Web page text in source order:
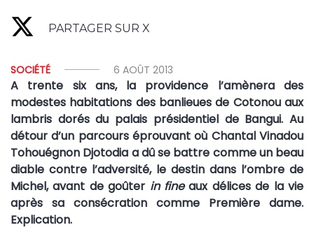
PARTAGER SUR X
SOCIÉTÉ 6 AOÛT 2013
A trente six ans, la providence l’amènera des
modestes habitations des banlieues de Cotonou aux
lambris dorés du palais présidentiel de Bangui. Au
détour d’un parcours éprouvant où Chantal Vinadou
Tohouégnon Djotodia a dû se battre comme un beau
diable contre l’adversité, le destin dans l’ombre de
Michel, avant de goûter in fineaux délices de la vie
après sa consécration comme Première dame.
Explication.